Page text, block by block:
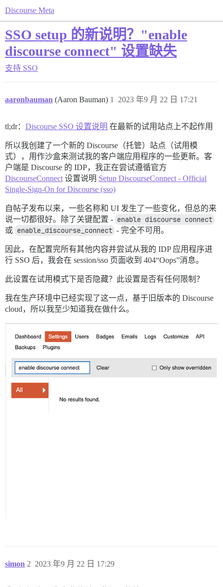
Discourse Meta
SSO setup 的新说明？"enable
discourse connect" 设置缺失
支持 SSO
aaronbauman (Aaron Bauman) 2023 年9 月 22 日 17:21
1
tl;dr： Discourse SSO 设置说明 在最新的试用站点上不起作用
所以我创建了一个新的 Discourse（托管）站点（试用模
式），用作沙盒来测试我的客户端应用程序的一些更新。客
户端是 Discourse 的 IDP，我正在尝试遵循官方
DiscourseConnect 设置说明 Setup DiscourseConnect - Official
Single-Sign-On for Discourse (sso)
自帖子发布以来，一些名称和 UI 发生了一些变化，但总的来
说一切都很好。除了关键配置 - enable discourse connect
或 enable_discourse_connect - 完全不可用。
因此，在配置完所有其他内容并尝试从我的 IDP 应用程序进
行 SSO 后，我会在 session/sso 页面收到 404“Oops”消息。
此设置在试用模式下是否隐藏？此设置是否有任何限制？
我在生产环境中已经实现了这一点，基于旧版本的 Discourse
cloud，所以我至少知道我在做什么。
simon 2023 年9 月 22 日 17:29
2